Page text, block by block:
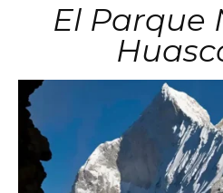
El Parque